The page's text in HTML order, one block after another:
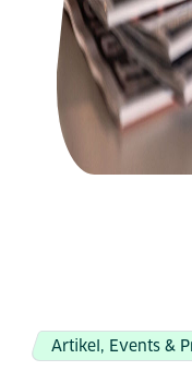
Artikel, Events &